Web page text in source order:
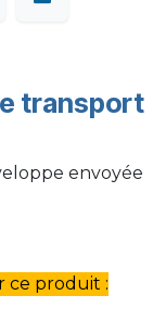
transport
envoyée
ce produit :